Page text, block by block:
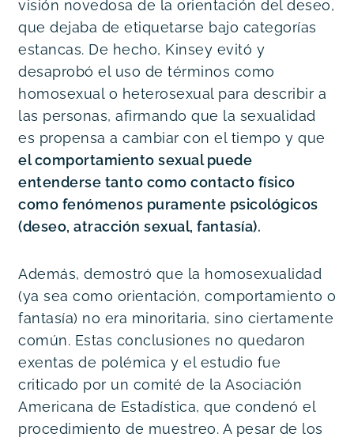
visión novedosa de la orientación del deseo,
que dejaba de etiquetarse bajo categorías
estancas. De hecho, Kinsey evitó y
desaprobó el uso de términos como
homosexual o heterosexual para describir a
las personas, afirmando que la sexualidad
el comportamiento sexual puede
entenderse tanto como contacto físico
como fenómenos puramente psicológicos
(deseo, atracción sexual, fantasía).
Además, demostró que la homosexualidad
(ya sea como orientación, comportamiento o
fantasía) no era minoritaria, sino ciertamente
común. Estas conclusiones no quedaron
exentas de polémica y el estudio fue
criticado por un comité de la Asociación
Americana de Estadística, que condenó el
procedimiento de muestreo. A pesar de los